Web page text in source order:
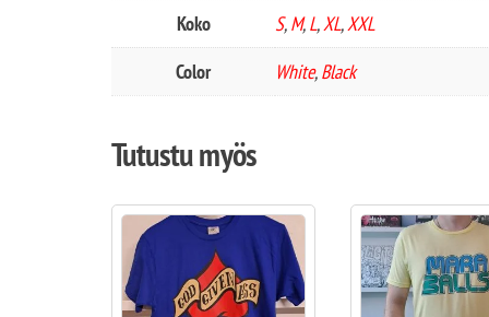
Koko S,M,L,XL,XXL
Color
White,Black
Tutustu myös